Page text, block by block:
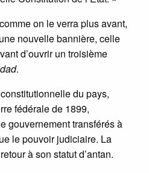
on le verra plus avant,
nouvelle bannière, celle
d’ouvrir un troisième
.
du pays,
fédérale de 1899,
gouvernement transférés à
le pouvoir judiciaire. La
à son statut d’antan.